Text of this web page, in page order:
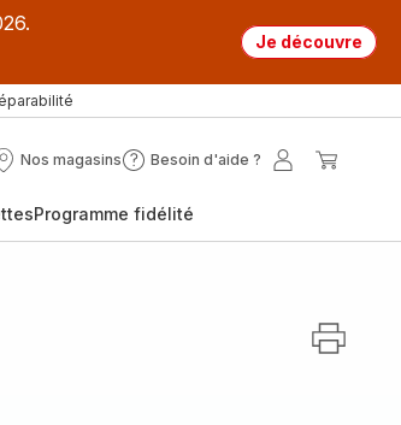
Je découvre
Nos magasins Besoin d'aide ?
Besoin
?
Mon
Programme fidélité